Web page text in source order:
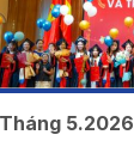
5.2026